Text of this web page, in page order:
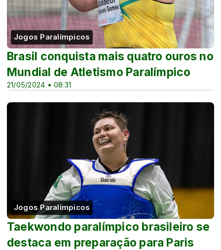
Jogos Paralímpicos
21/05/2024 • 08:31
Brasil conquista mais quatro ouros no
Mundial de Atletismo Paralímpico
Jogos Paralímpicos
Taekwondo paralímpico brasileiro se
destaca em preparação para Paris